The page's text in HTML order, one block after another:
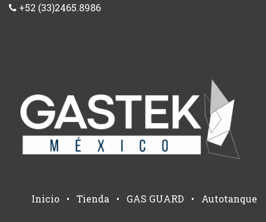
+52 (33)2465.8986
Inicio • Tienda • GAS GUARD • Autotanque